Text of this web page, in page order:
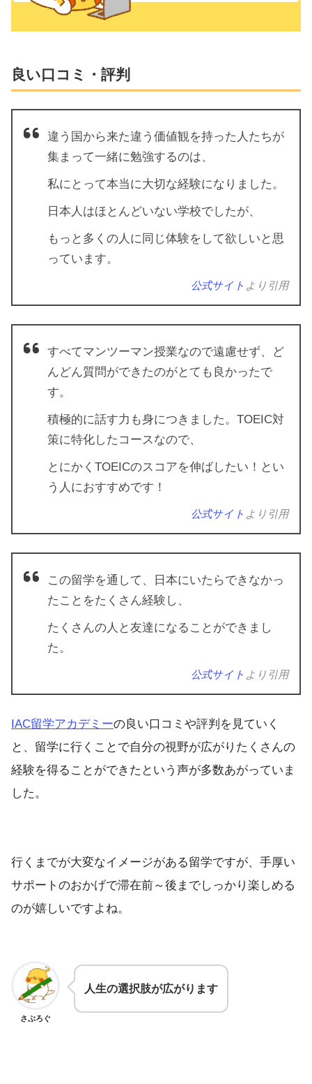
良い口コミ・評判
違う国から来た違う価値観を持った人たちが
集まって一緒に勉強するのは、
私にとって本当に大切な経験になりました。
日本人はほとんどいない学校でしたが、
もっと多くの人に同じ体験をして欲しいと思
っています。
公式サイト より引用
すべてマンツーマン授業なので遠慮せず、ど
んどん質問ができたのがとても良かったで
す。
積極的に話す力も身につきました。TOEIC対
策に特化したコースなので、
とにかくTOEICのスコアを伸ばしたい！とい
う人におすすめです！
公式サイト より引用
この留学を通して、日本にいたらできなかっ
たことをたくさん経験し、
たくさんの人と友達になることができまし
た。
公式サイト より引用
IAC留学アカデミーの良い口コミや評判を見ていく
と、留学に行くことで自分の視野が広がりたくさんの
経験を得ることができたという声が多数あがっていま
した。
行くまでが大変なイメージがある留学ですが、手厚い
サポートのおかげで滞在前～後までしっかり楽しめる
のが嬉しいですよね。
さぶろぐ
人生の選択肢が広がります